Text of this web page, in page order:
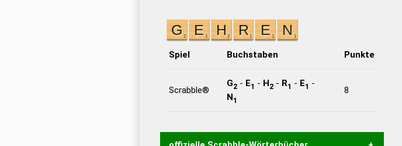
Spiel Buchstaben Punkte
Scrabble®
G2- E1 - H2- R1 - E1 -
N1
8